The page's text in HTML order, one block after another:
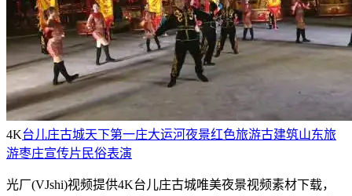
4K台儿庄古城天下第一庄大运河 夜景红色旅游古建筑山东旅
游枣庄宣传片 民俗表演
光厂(VJshi)视频提供4K台儿庄古城唯美夜景视频素材 下载，